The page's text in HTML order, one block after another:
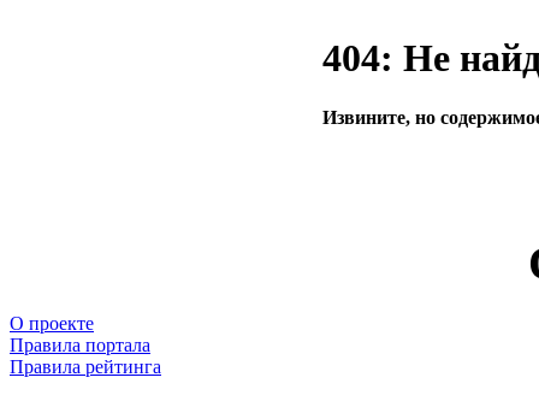
404: Не
Извините, но
О проекте
Правила портала
Правила рейтинга